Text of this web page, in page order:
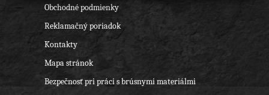
Obchodné podmienky
Reklamačný poriadok
Kontakty
Mapa stránok
Bezpečnosť pri práci s brúsnymi materiálmi